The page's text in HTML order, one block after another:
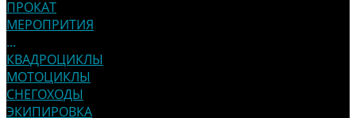
ПРОКАТ
МЕРОПРИТИЯ
...
КВАДРОЦИКЛЫ
МОТОЦИКЛЫ
СНЕГОХОДЫ
ЭКИПИРОВКА